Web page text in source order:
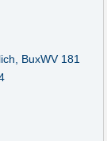
BuxWV 181